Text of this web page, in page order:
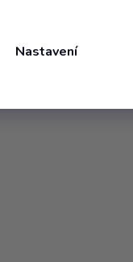
Nastavení